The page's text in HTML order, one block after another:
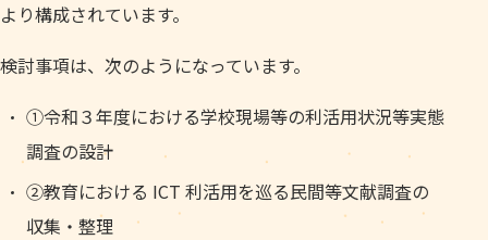
より構成されています。
検討事項は、次のようになっています。
①令和３年度における学校現場等の利活用状況等実態
調査の設計
②教育における ICT 利活用を巡る民間等文献調査の
収集・整理